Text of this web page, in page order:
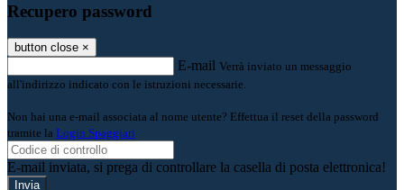
Recupero password
button close ×
E-mail Verrà inviato un messaggio
all'indirizzo indicato con le istruzioni necessarie.
Non hai una e-mail associata al nome utente? Effettua il reset della password
tramite la Login Spaggiari
E-mail inviata, si prega di controllare la casella di posta elettronica!